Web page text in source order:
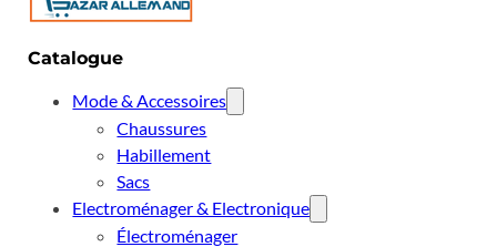
Catalogue
Mode & Accessoires
Chaussures
Habillement
Sacs
Electroménager & Electronique
Électroménager